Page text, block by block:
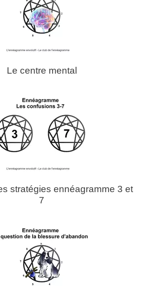
Le centre mental
stratégies ennéagramme 3 et
7